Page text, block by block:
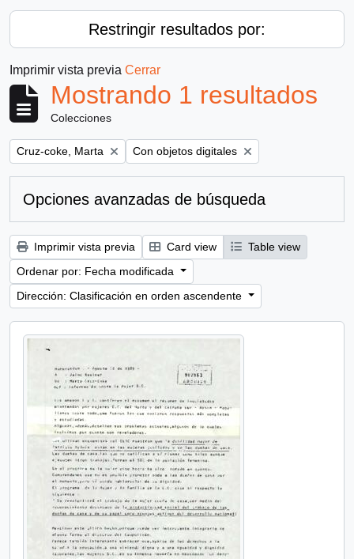
Restringir resultados por:
Imprimir vista previa Cerrar
Mostrando 1 resultados
Colecciones
Remove filter:
Cruz-coke, Marta Remove filter:
Con objetos digitales
Opciones avanzadas de búsqueda
Imprimir vista previa Card view
Table view
Ordenar por: Fecha modificada
Dirección: Clasificación en orden ascendente